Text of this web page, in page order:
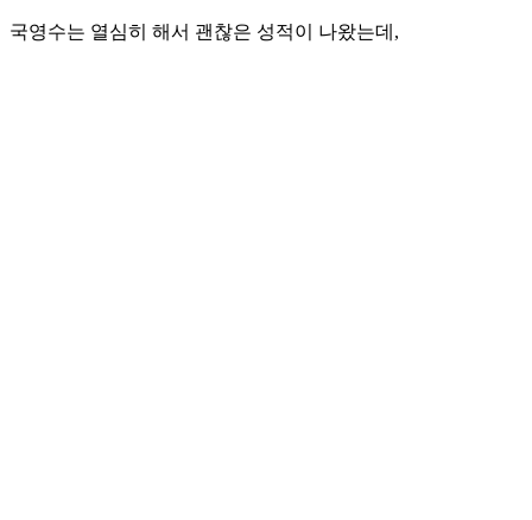
국영수는 열심히 해서 괜찮은 성적이 나왔는데,